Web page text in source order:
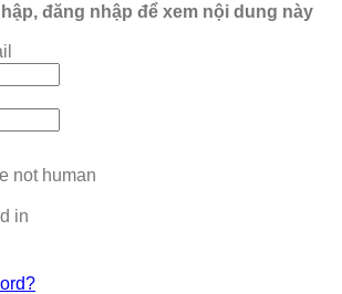
đăng nhập để xem nội dung này
not human
in